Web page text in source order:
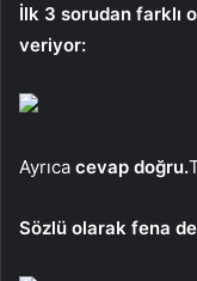
İlk 3 sorudan farklı
veriyor:
Ayrıca cevap doğru.
Sözlü olarak fena